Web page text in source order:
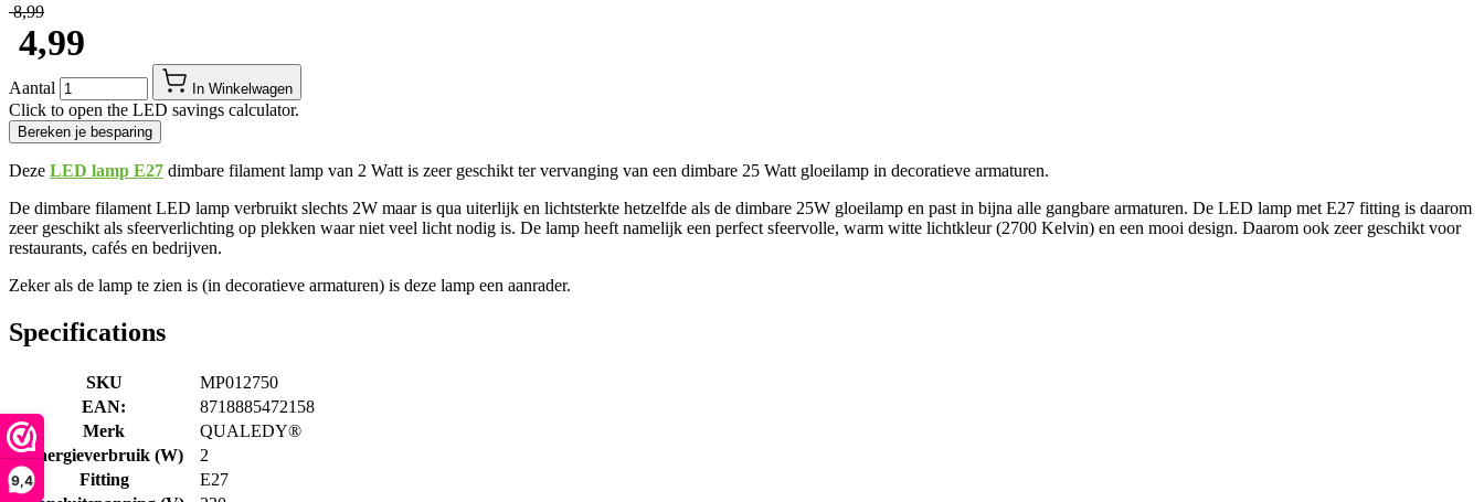
9,4
​ 8,99
​ 4,99
Aantal In Winkelwagen
Click to open the LED savings calculator.
Bereken je besparing
Deze LED lamp E27 dimbare filament lamp van 2 Watt is zeer geschikt ter vervanging van een dimbare 25 Watt gloeilamp in decoratieve armaturen.
De dimbare filament LED lamp verbruikt slechts 2W maar is qua uiterlijk en lichtsterkte hetzelfde als de dimbare 25W gloeilamp en past in bijna alle gangbare armaturen. De LED lamp met E27 fitting is daarom
zeer geschikt als sfeerverlichting op plekken waar niet veel licht nodig is. De lamp heeft namelijk een perfect sfeervolle, warm witte lichtkleur (2700 Kelvin) en een mooi design. Daarom ook zeer geschikt voor
restaurants, cafés en bedrijven.
Zeker als de lamp te zien is (in decoratieve armaturen) is deze lamp een aanrader.
Specifications
SKU
MP012750
EAN:
8718885472158
Merk
QUALEDY®
Energieverbruik (W)
2
Fitting
E27